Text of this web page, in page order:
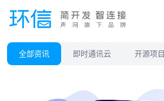
全部资讯 即时通讯云 开源项目